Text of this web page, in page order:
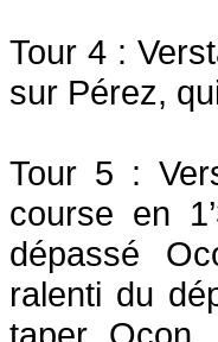
Tour 4 :
sur Pérez,
Tour 5 :
course en
dépassé
ralenti du